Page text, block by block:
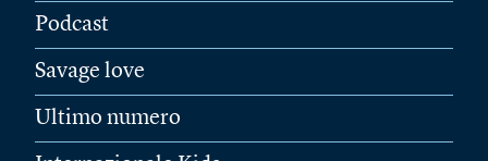
Podcast
Savage love
Ultimo numero